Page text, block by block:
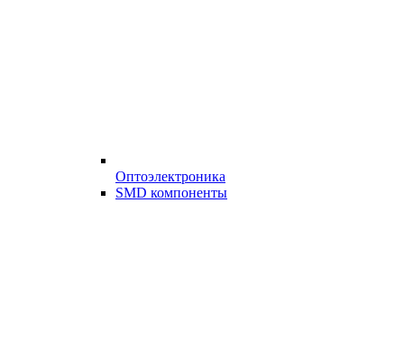
Оптоэлектроника
SMD компоненты